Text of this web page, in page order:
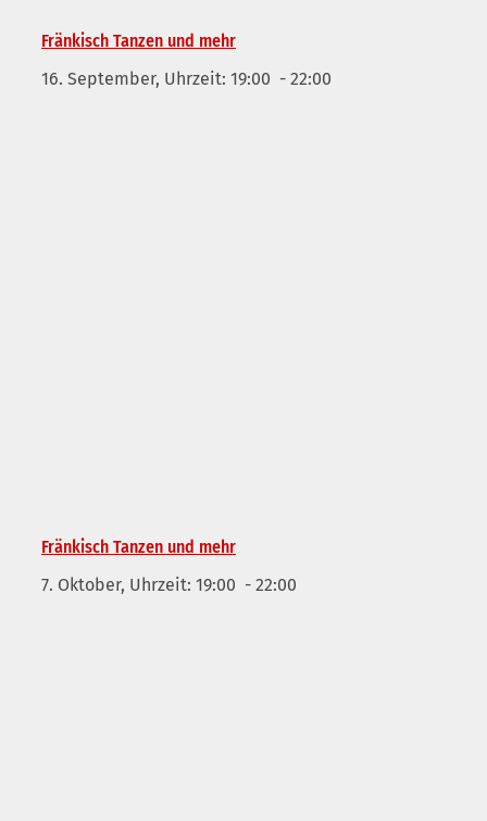
Fränkisch Tanzen und mehr
16. September, Uhrzeit: 19:00 - 22:00
Fränkisch Tanzen und mehr
7. Oktober, Uhrzeit: 19:00 - 22:00